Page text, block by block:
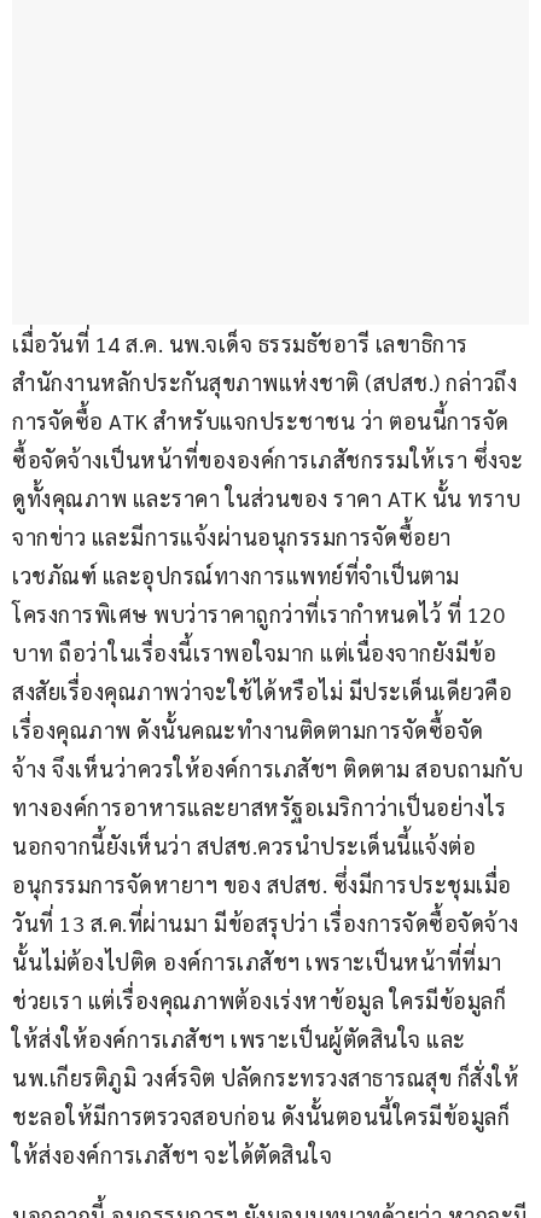
เมื่อวันที่ 14 ส.ค. นพ.จเด็จ ธรรมธัชอารี เลขาธิการ
สำนักงานหลักประกันสุขภาพแห่งชาติ (สปสช.) กล่าวถึง
การจัดซื้อ ATK สำหรับแจกประชาชน ว่า ตอนนี้การจัด
ซื้อจัดจ้างเป็นหน้าที่ขององค์การเภสัชกรรมให้เรา ซึ่งจะ
ดูทั้งคุณภาพ และราคา ในส่วนของ ราคา ATK นั้น ทราบ
จากข่าว และมีการแจ้งผ่านอนุกรรมการจัดซื้อยา
เวชภัณฑ์ และอุปกรณ์ทางการแพทย์ที่จำเป็นตาม
โครงการพิเศษ พบว่าราคาถูกว่าที่เรากำหนดไว้ ที่ 120
บาท ถือว่าในเรื่องนี้เราพอใจมาก แต่เนื่องจากยังมีข้อ
สงสัยเรื่องคุณภาพว่าจะใช้ได้หรือไม่ มีประเด็นเดียวคือ
เรื่องคุณภาพ ดังนั้นคณะทำงานติดตามการจัดซื้อจัด
จ้าง จึงเห็นว่าควรให้องค์การเภสัชฯ ติดตาม สอบถามกับ
ทางองค์การอาหารและยาสหรัฐอเมริกาว่าเป็นอย่างไร
นอกจากนี้ยังเห็นว่า สปสช.ควรนำประเด็นนี้แจ้งต่อ
อนุกรรมการจัดหายาฯ ของ สปสช. ซึ่งมีการประชุมเมื่อ
วันที่ 13 ส.ค.ที่ผ่านมา มีข้อสรุปว่า เรื่องการจัดซื้อจัดจ้าง
นั้นไม่ต้องไปติด องค์การเภสัชฯ เพราะเป็นหน้าที่ที่มา
ช่วยเรา แต่เรื่องคุณภาพต้องเร่งหาข้อมูล ใครมีข้อมูลก็
ให้ส่งให้องค์การเภสัชฯ เพราะเป็นผู้ตัดสินใจ และ
นพ.เกียรติภูมิ วงศ์รจิต ปลัดกระทรวงสาธารณสุข ก็สั่งให้
ชะลอให้มีการตรวจสอบก่อน ดังนั้นตอนนี้ใครมีข้อมูลก็
ให้ส่งองค์การเภสัชฯ จะได้ตัดสินใจ